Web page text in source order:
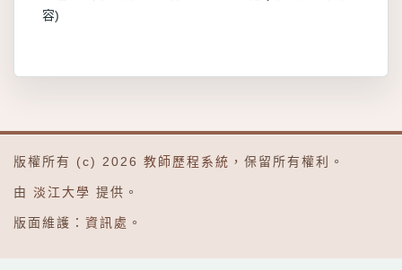
容)
版權所有 (c) 2026 教師歷程系統 ，保留所有權利。
由 淡江大學 提供。
版面維護： 資訊處 。